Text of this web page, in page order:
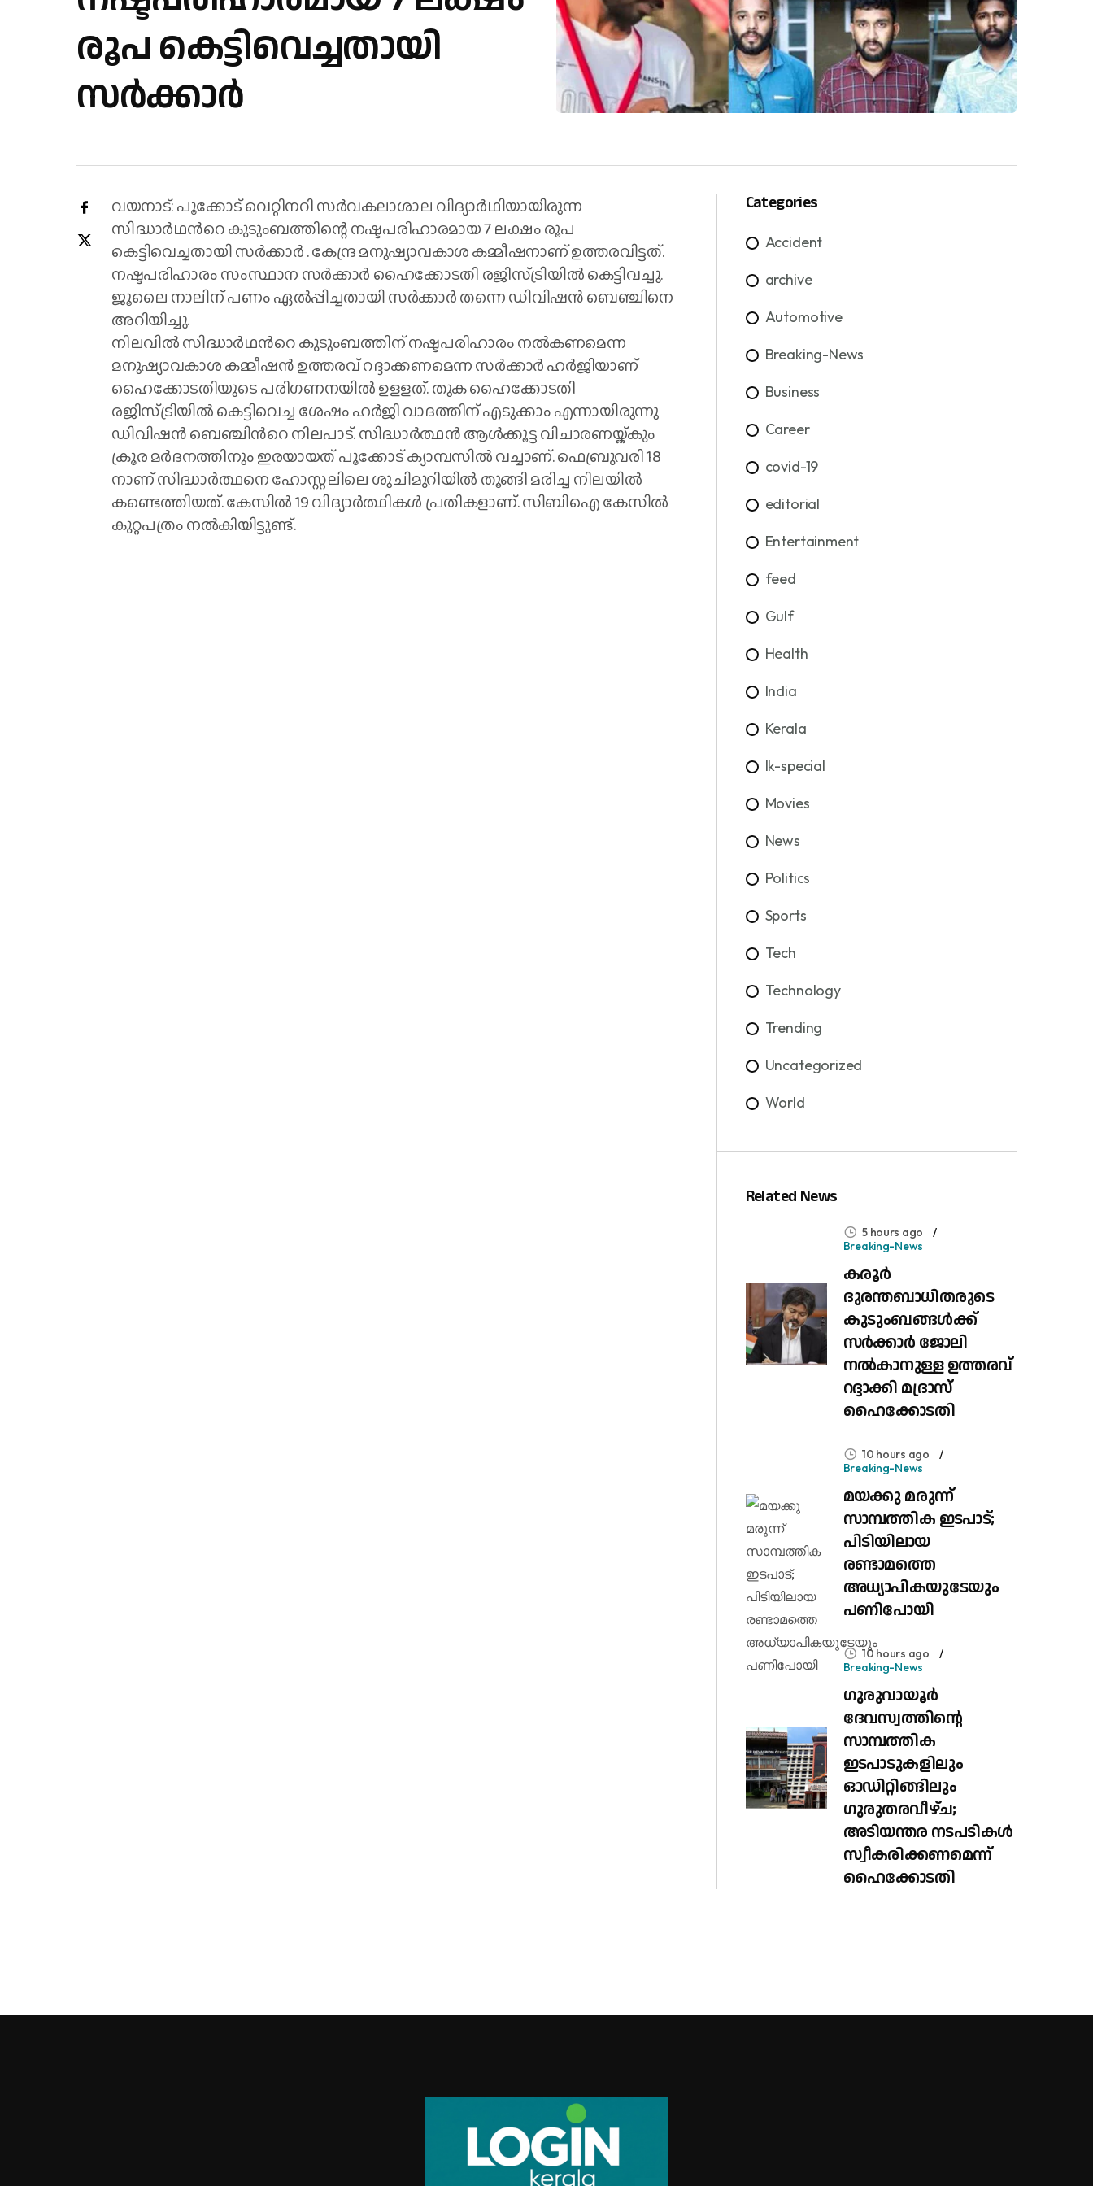
രൂപ കെട്ടിവെച്ചതായി
സർക്കാർ
വയനാട്: പൂക്കോട് വെറ്റിനറി സർവകലാശാല വിദ്യാർഥിയായിരുന്ന
സിദ്ധാർഥന്‍റെ കുടുംബത്തിന്റെ നഷ്ടപരിഹാരമായ 7 ലക്ഷം രൂപ
കെട്ടിവെച്ചതായി സർക്കാർ . കേന്ദ്ര മനുഷ്യാവകാശ കമ്മീഷനാണ്‌ ഉത്തരവിട്ടത്.
നഷ്ടപരിഹാരം സംസ്ഥാന സർക്കാർ ഹൈക്കോടതി രജിസ്ട്രിയിൽ കെട്ടിവച്ചു.
ജൂലൈ നാലിന് പണം ഏൽപ്പിച്ചതായി സർക്കാർ തന്നെ ‍ഡിവിഷൻ ബെഞ്ചിനെ
അറിയിച്ചു.
നിലവിൽ സിദ്ധാർഥന്‍റെ കുടുംബത്തിന് നഷ്ടപരിഹാരം നൽകണമെന്ന
മനുഷ്യാവകാശ കമ്മീഷൻ ഉത്തരവ് റദ്ദാക്കണമെന്ന സർക്കാർ ഹർജിയാണ്
ഹൈക്കോടതിയുടെ പരിഗണനയിൽ ഉളളത്. തുക ഹൈക്കോടതി
രജിസ്ട്രിയിൽ കെട്ടിവെച്ച ശേഷം ഹർജി വാദത്തിന് എടുക്കാം എന്നായിരുന്നു
ഡിവിഷൻ ബെഞ്ചിന്‍റെ നിലപാട്. സിദ്ധാർത്ഥൻ ആൾക്കൂട്ട വിചാരണയ്ക്കും
ക്രൂര മർദനത്തിനും ഇരയായത് പൂക്കോട് ക്യാമ്പസിൽ വച്ചാണ്. ഫെബ്രുവരി 18
നാണ് സിദ്ധാർത്ഥനെ ഹോസ്റ്റലിലെ ശുചിമുറിയിൽ തൂങ്ങി മരിച്ച നിലയിൽ
കണ്ടെത്തിയത്. കേസിൽ 19 വിദ്യാർത്ഥികൾ പ്രതികളാണ്. സിബിഐ കേസിൽ
കുറ്റപത്രം നൽകിയിട്ടുണ്ട്.
Categories
Accident
archive
Automotive
Breaking-News
Business
Career
covid-19
editorial
Entertainment
feed
Gulf
Health
India
Kerala
lk-special
Movies
News
Politics
Sports
Tech
Technology
Trending
Uncategorized
World
Related News
5 hours ago
Breaking-News
കരൂർ
ദുരന്തബാധിതരുടെ
കുടുംബങ്ങൾക്ക്
സർക്കാർ ജോലി
നൽകാനുള്ള ഉത്തരവ്
റദ്ദാക്കി മദ്രാസ്
ഹൈക്കോടതി
10 hours ago
Breaking-News
മയക്കു മരുന്ന്
സാമ്പത്തിക ഇടപാട്;
പിടിയിലായ
രണ്ടാമത്തെ
അധ്യാപികയുടേയും
പണിപോയി
10 hours ago
Breaking-News
ഗുരുവായൂർ
ദേവസ്വത്തിന്റെ
സാമ്പത്തിക
ഇടപാടുകളിലും
ഓഡിറ്റിങ്ങിലും ​
ഗുരുതരവീഴ്ച;
അടിയന്തര നടപടികൾ
സ്വീകരിക്കണമെന്ന്
ഹൈക്കോടതി